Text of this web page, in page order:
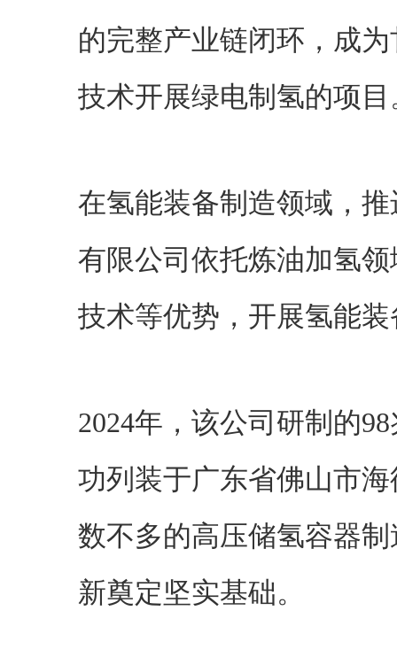
的完整产业链闭环，成
技术开展绿电制氢的项目
在氢能装备制造领域，
有限公司依托炼油加氢
技术等优势，开展氢能
2024年，该公司研制的
功列装于广东省佛山市
数不多的高压储氢容器
新奠定坚实基础。